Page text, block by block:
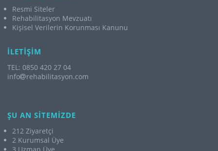
Resmi Siteler
Rehabilitasyon Mevzuatı
Kişisel Verilerin Korunması Kanunu
İLETİŞİM
TEL: 0850 420 27 04
info
rehabilitasyon.com
ŞU AN SİTEMİZDE
212 Ziyaretçi
2 Kurumsal Üye